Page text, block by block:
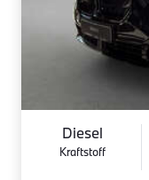
Diesel
Kraftstoff